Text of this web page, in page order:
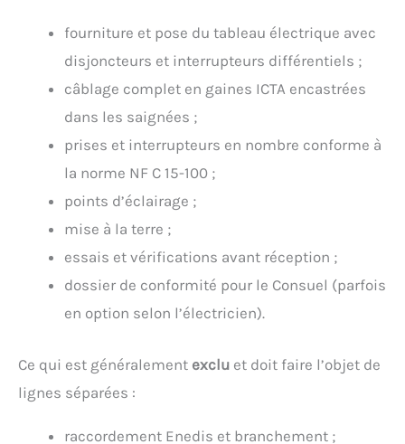
fourniture et pose du tableau électrique avec
disjoncteurs et interrupteurs différentiels ;
câblage complet en gaines ICTA encastrées
dans les saignées ;
prises et interrupteurs en nombre conforme à
la norme NF C 15-100 ;
points d’éclairage ;
mise à la terre ;
essais et vérifications avant réception ;
dossier de conformité pour le Consuel (parfois
en option selon l’électricien).
Ce qui est généralement exclu et doit faire l’objet de
lignes séparées :
raccordement Enedis et branchement ;